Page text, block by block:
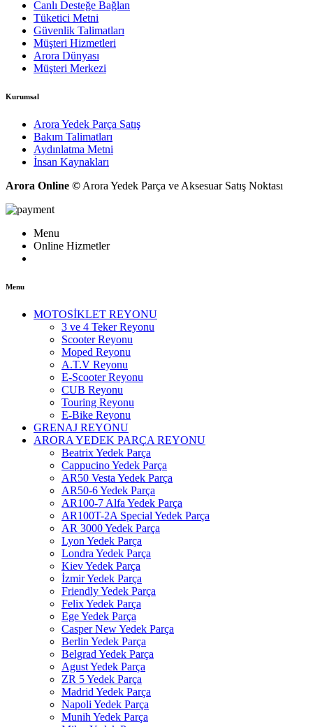
Canlı Desteğe Bağlan
Tüketici Metni
Güvenlik Talimatları
Müşteri Hizmetleri
Arora Dünyası
Müşteri Merkezi
Kurumsal
Arora Yedek Parça Satış
Bakım Talimatları
Aydınlatma Metni
İnsan Kaynakları
Arora Online © Arora Yedek Parça ve Aksesuar Satış Noktası
Menu
Online Hizmetler
Menu
MOTOSİKLET REYONU
3 ve 4 Teker Reyonu
Scooter Reyonu
Moped Reyonu
A.T.V Reyonu
E-Scooter Reyonu
CUB Reyonu
Touring Reyonu
E-Bike Reyonu
GRENAJ REYONU
ARORA YEDEK PARÇA REYONU
Beatrix Yedek Parça
Cappucino Yedek Parça
AR50 Vesta Yedek Parça
AR50-6 Yedek Parça
AR100-7 Alfa Yedek Parça
AR100T-2A Special Yedek Parça
AR 3000 Yedek Parça
Lyon Yedek Parça
Londra Yedek Parça
Kiev Yedek Parça
İzmir Yedek Parça
Friendly Yedek Parça
Felix Yedek Parça
Ege Yedek Parça
Casper New Yedek Parça
Berlin Yedek Parça
Belgrad Yedek Parça
Agust Yedek Parça
ZR 5 Yedek Parça
Madrid Yedek Parça
Napoli Yedek Parça
Munih Yedek Parça